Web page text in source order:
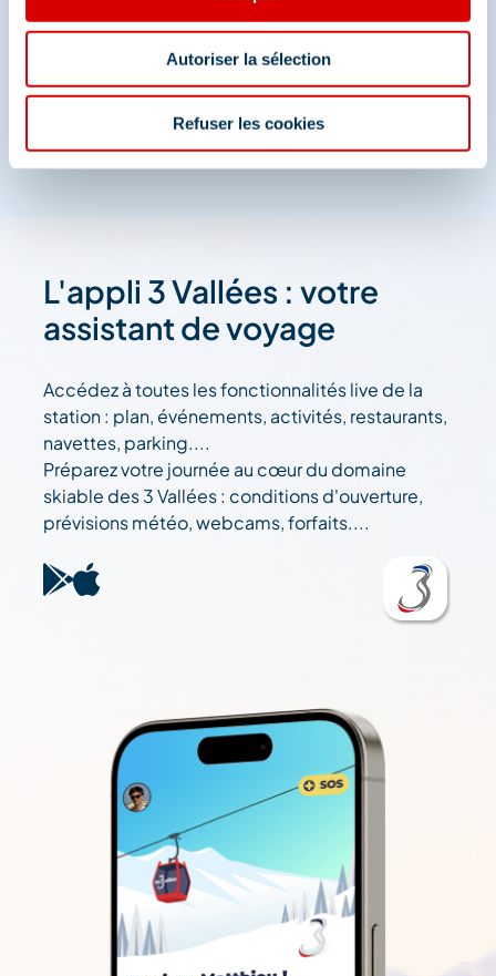
Autoriser la sélection
Refuser les cookies
L'appli 3 Vallées : votre
assistant de voyage
Accédez à toutes les fonctionnalités live de la
station : plan, événements, activités, restaurants,
navettes, parking....
Préparez votre journée au cœur du domaine
skiable des 3 Vallées : conditions d'ouverture,
prévisions météo, webcams, forfaits....